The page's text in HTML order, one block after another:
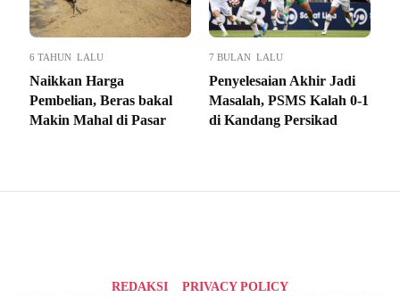
6 TAHUN LALU
Naikkan Harga
Pembelian, Beras bakal
Makin Mahal di Pasar
7 BULAN LALU
Penyelesaian Akhir Jadi
Masalah, PSMS Kalah 0-1
di Kandang Persikad
REDAKSI
PRIVACY POLICY